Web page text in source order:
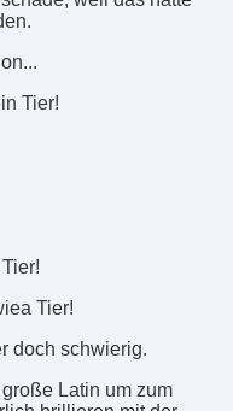
Tier!
Tier!
doch schwierig.
Latin um zum